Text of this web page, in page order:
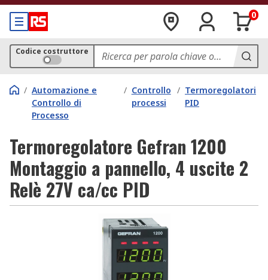
0
Codice costruttore
/ Automazione e
Controllo di
Processo
/ Controllo
processi
/ Termoregolatori
PID
Termoregolatore Gefran 1200
Montaggio a pannello, 4 uscite 2
Relè 27V ca/cc PID